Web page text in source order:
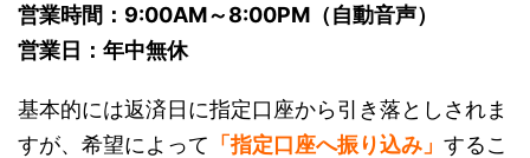
営業時間：9:00AM～8:00PM（自動音声）
営業日：年中無休
基本的には返済日に指定口座から引き落としされま
すが、希望によって 「指定口座へ振り込み」 するこ